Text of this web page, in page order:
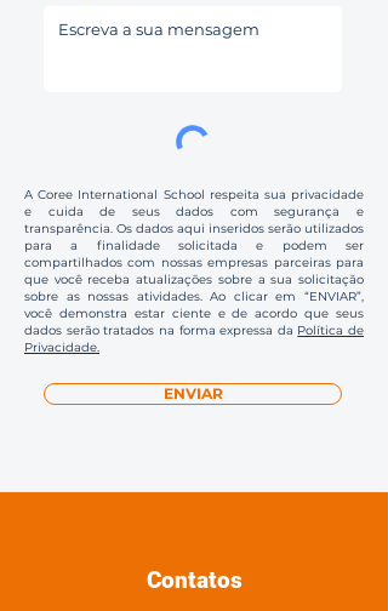
A Coree International School respeita sua privacidade
e cuida de seus dados com segurança e
transparência. Os dados aqui inseridos serão utilizados
para a finalidade solicitada e podem ser
compartilhados com nossas empresas parceiras para
que você receba atualizações sobre a sua solicitação
sobre as nossas atividades. Ao clicar em “ENVIAR”,
você demonstra estar ciente e de acordo que seus
dados serão tratados na forma expressa da Política de
Privacidade.
ENVIAR
Contatos